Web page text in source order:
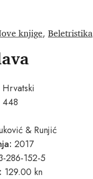
knjige, Beletristika
Hrvatski
448
& Runjić
2017
286-152-5
129.00 kn